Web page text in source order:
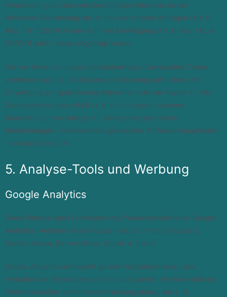
Verarbeitung auf unserem berechtigten Interesse an der
effektiven Bearbeitung der an uns gerichteten Anfragen (Art. 6
Abs. 1 lit. f DSGVO) oder auf Ihrer Einwilligung (Art. 6 Abs. 1 lit. a
DSGVO) sofern diese abgefragt wurde.
Die von Ihnen an uns per Kontaktanfragen übersandten Daten
verbleiben bei uns, bis Sie uns zur Löschung auffordern, Ihre
Einwilligung zur Speicherung widerrufen oder der Zweck für die
Datenspeicherung entfällt (z. B. nach abgeschlossener
Bearbeitung Ihres Anliegens). Zwingende gesetzliche
Bestimmungen – insbesondere gesetzliche Aufbewahrungsfristen
– bleiben unberührt.
5. Analyse-Tools und Werbung
Google Analytics
Diese Website nutzt Funktionen des Webanalysedienstes Google
Analytics. Anbieter ist die Google Ireland Limited („Google“),
Gordon House, Barrow Street, Dublin 4, Irland.
Google Analytics ermöglicht es dem Websitebetreiber, das
Verhalten der Websitebesucher zu analysieren. Hierbei erhält der
Websitebetreiber verschiedene Nutzungsdaten, wie z. B.